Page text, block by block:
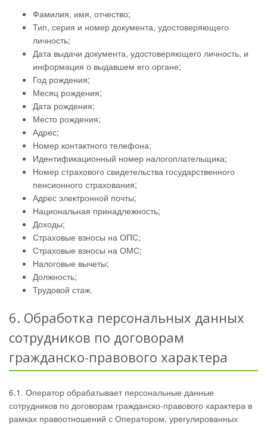
Фамилия, имя, отчество;
Тип, серия и номер документа, удостоверяющего
личность;
Дата выдачи документа, удостоверяющего личность, и
информация о выдавшем его органе;
Год рождения;
Месяц рождения;
Дата рождения;
Место рождения;
Адрес;
Номер контактного телефона;
Идентификационный номер налогоплательщика;
Номер страхового свидетельства государственного
пенсионного страхования;
Адрес электронной почты;
Национальная принадлежность;
Доходы;
Страховые взносы на ОПС;
Страховые взносы на ОМС;
Налоговые вычеты;
Должность;
Трудовой стаж.
6. Обработка персональных данных
сотрудников по договорам
гражданско-правового характера
6.1. Оператор обрабатывает персональные данные
сотрудников по договорам гражданско-правового характера в
рамках правоотношений с Оператором, урегулированных